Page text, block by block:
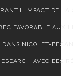
L'IMPACT DE LA
FAVORABLE AUX
NICOLET-
AVEC DES